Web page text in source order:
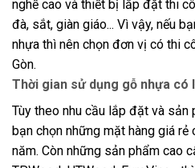
nghề cao và thiết bị lắp đặt thi
đà, sắt, giàn giáo... Vì vậy, nếu
nhựa thì nên chọn đơn vị có thi
Gòn.
Thời gian sử dụng gỗ nhựa có
Tùy theo nhu cầu lắp đặt và sản
bạn chọn những mặt hàng giá
năm. Còn những sản phẩm cao